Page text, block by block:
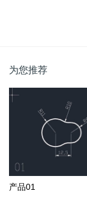
为您推荐
产品01